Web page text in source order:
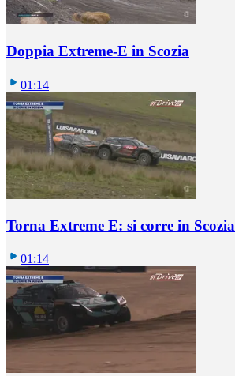
Doppia Extreme-E in Scozia
01:14
Torna Extreme E: si corre in Scozia
01:14